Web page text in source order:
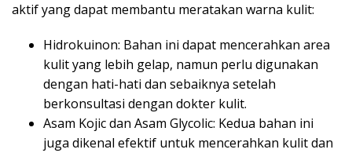
aktif yang dapat membantu meratakan warna kulit:
Hidrokuinon: Bahan ini dapat mencerahkan area
kulit yang lebih gelap, namun perlu digunakan
dengan hati-hati dan sebaiknya setelah
berkonsultasi dengan dokter kulit.
Asam Kojic dan Asam Glycolic: Kedua bahan ini
juga dikenal efektif untuk mencerahkan kulit dan